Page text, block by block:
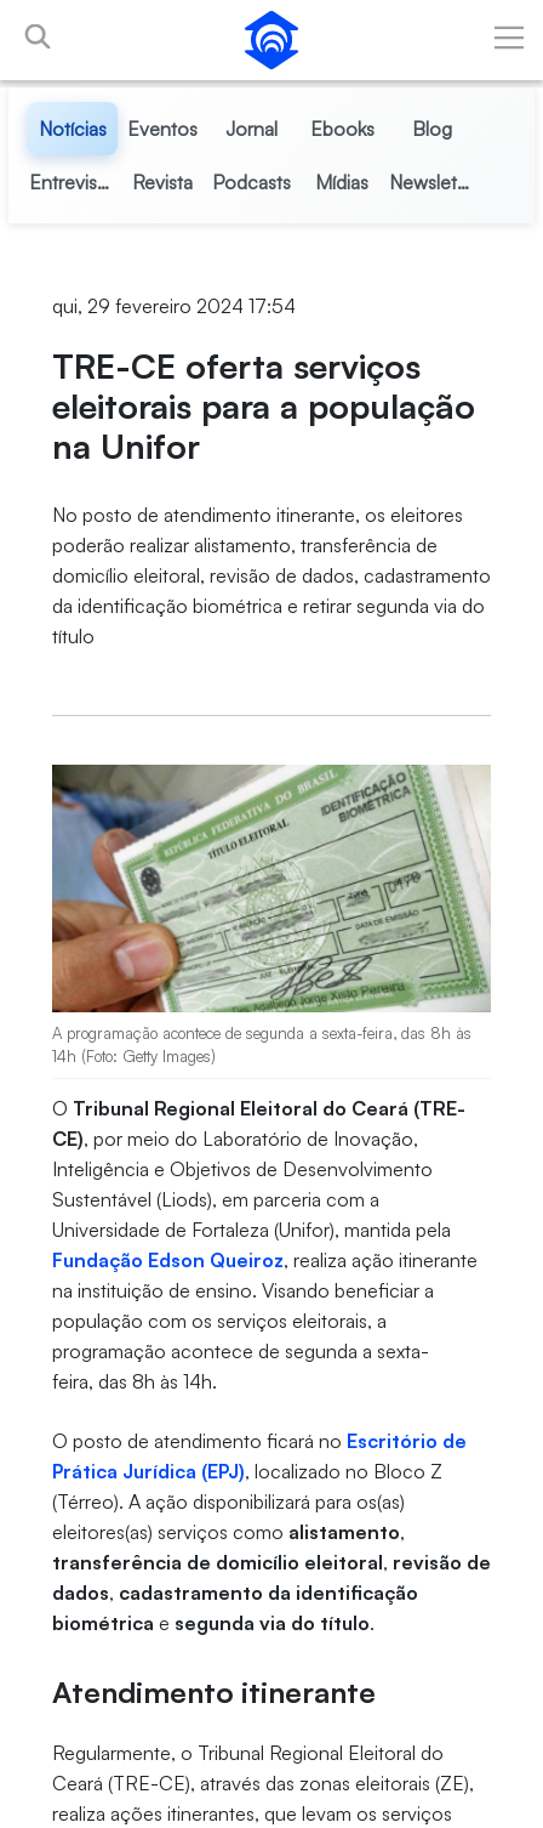
Pular para o Conteúdo principal
Notícias Eventos Jornal Ebooks Blog
Entrevistas Revista Podcasts Mídias Newsletter
qui, 29 fevereiro 2024 17:54
TRE-CE oferta serviços
eleitorais para a população
na Unifor
No posto de atendimento itinerante, os eleitores
poderão realizar alistamento, transferência de
domicílio eleitoral, revisão de dados, cadastramento
da identificação biométrica e retirar segunda via do
título
A programação acontece de segunda a sexta-feira, das 8h às
14h (Foto: Getty Images)
O Tribunal Regional Eleitoral do Ceará (TRE-
CE), por meio do Laboratório de Inovação,
Inteligência e Objetivos de Desenvolvimento
Sustentável (Liods), em parceria com a
Universidade de Fortaleza (Unifor), mantida pela
Fundação Edson Queiroz, realiza ação itinerante
na instituição de ensino. Visando beneficiar a
população com os serviços eleitorais, a
programação acontece de segunda a sexta-
feira, das 8h às 14h.
O posto de atendimento ficará no Escritório de
Prática Jurídica (EPJ), localizado no Bloco Z
(Térreo). A ação disponibilizará para os(as)
eleitores(as) serviços como alistamento,
transferência de domicílio eleitoral, revisão de
dados, cadastramento da identificação
biométrica e segunda via do título.
Atendimento itinerante
Regularmente, o Tribunal Regional Eleitoral do
Ceará (TRE-CE), através das zonas eleitorais (ZE),
realiza ações itinerantes, que levam os serviços